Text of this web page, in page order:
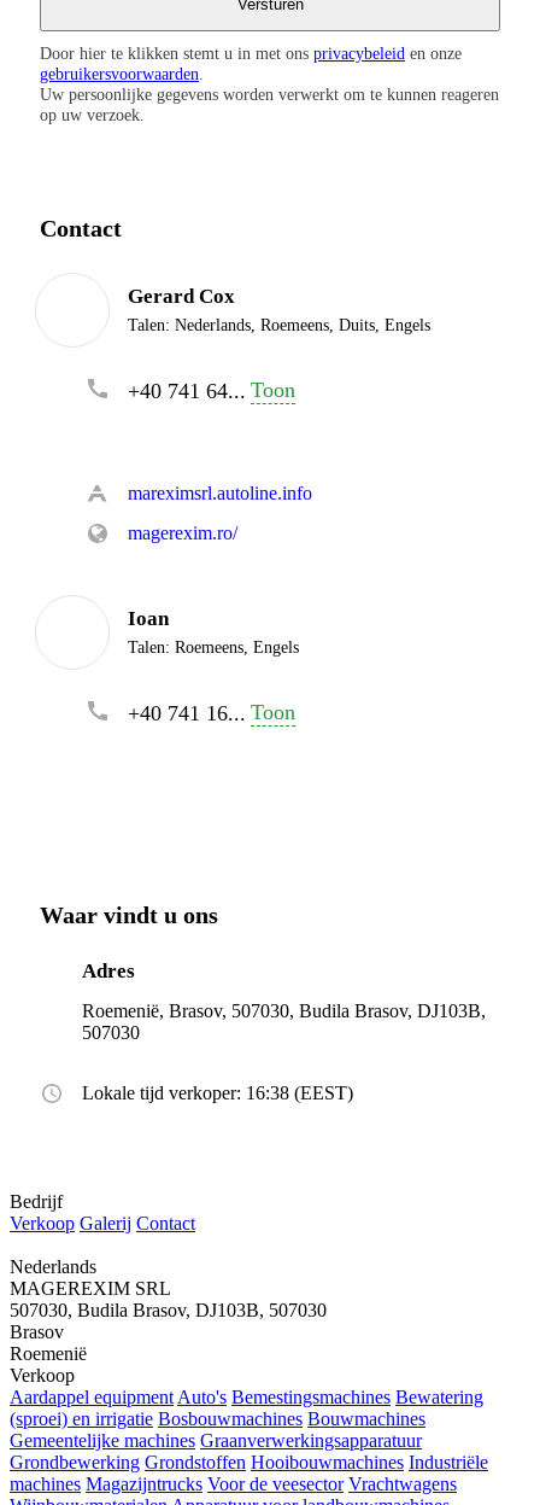
Door hier te klikken stemt u in met ons privacybeleid en onze
gebruikersvoorwaarden.
Uw persoonlijke gegevens worden verwerkt om te kunnen reageren
op uw verzoek.
Contact
Gerard Cox
Talen: Nederlands, Roemeens, Duits, Engels
+40 741 64... Toon
mareximsrl.autoline.info
magerexim.ro/
Ioan
Talen: Roemeens, Engels
+40 741 16... Toon
Waar vindt u ons
Adres
Roemenië, Brasov, 507030, Budila Brasov, DJ103B,
507030
Lokale tijd verkoper: 16:38 (EEST)
Bedrijf
Verkoop Galerij Contact
Nederlands
MAGEREXIM SRL
507030, Budila Brasov, DJ103B, 507030
Brasov
Roemenië
Verkoop
Aardappel equipment Auto's Bemestingsmachines Bewatering
(sproei) en irrigatie Bosbouwmachines Bouwmachines
Gemeentelijke machines Graanverwerkingsapparatuur
Grondbewerking Grondstoffen Hooibouwmachines Industriële
machines Magazijntrucks Voor de veesector Vrachtwagens